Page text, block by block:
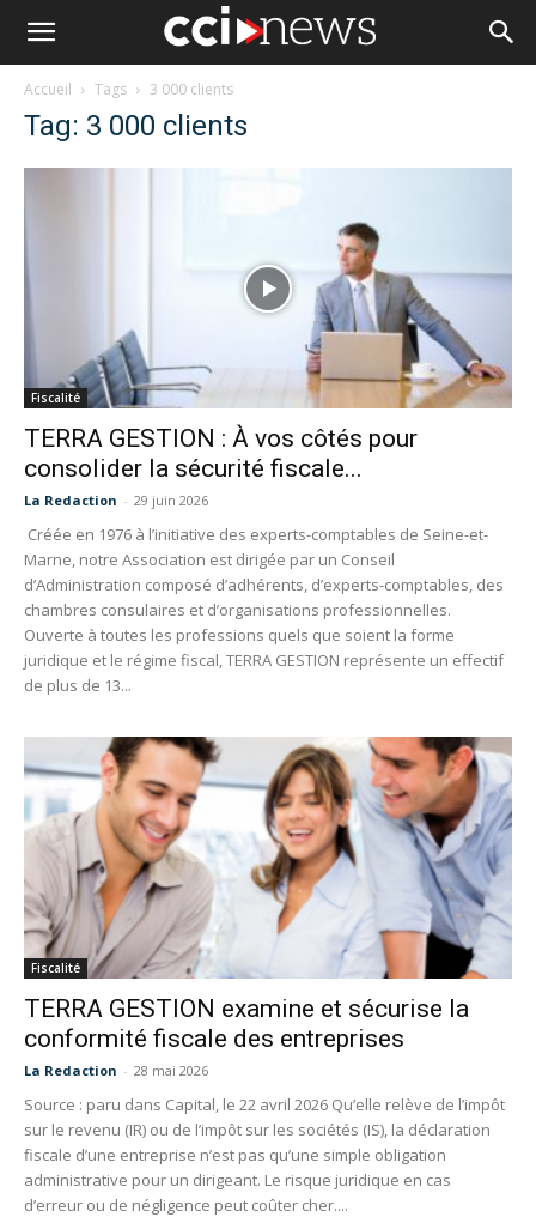
Accueil Tags 3 000 clients
Tag: 3 000 clients
Fiscalité
TERRA GESTION : À vos côtés pour
consolider la sécurité fiscale...
La Redaction - 29 juin 2026
Créée en 1976 à l’initiative des experts-comptables de Seine-et-
Marne, notre Association est dirigée par un Conseil
d’Administration composé d’adhérents, d’experts-comptables, des
chambres consulaires et d’organisations professionnelles.
Ouverte à toutes les professions quels que soient la forme
juridique et le régime fiscal, TERRA GESTION représente un effectif
de plus de 13...
Fiscalité
TERRA GESTION examine et sécurise la
conformité fiscale des entreprises
La Redaction - 28 mai 2026
Source : paru dans Capital, le 22 avril 2026 Qu’elle relève de l’impôt
sur le revenu (IR) ou de l’impôt sur les sociétés (IS), la déclaration
fiscale d’une entreprise n’est pas qu’une simple obligation
administrative pour un dirigeant. Le risque juridique en cas
d’erreur ou de négligence peut coûter cher....